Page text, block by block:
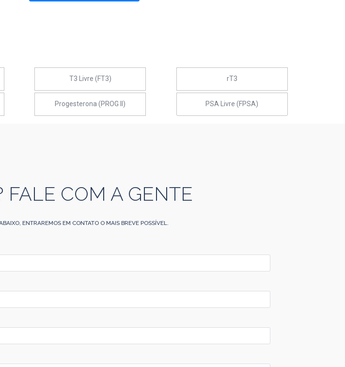
T3 Livre (FT3) rT3
Progesterona (PROG II) PSA Livre (FPSA)
FALE COM A GENTE
ENTRAREMOS EM CONTATO O MAIS BREVE POSSÍVEL.